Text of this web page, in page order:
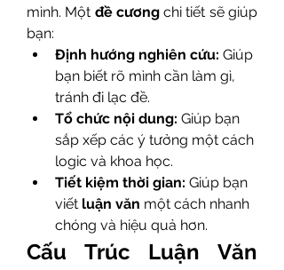
mình. Một đề cương chi tiết sẽ giúp
bạn:
Định hướng nghiên cứu: Giúp
bạn biết rõ mình cần làm gì,
tránh đi lạc đề.
Tổ chức nội dung: Giúp bạn
sắp xếp các ý tưởng một cách
logic và khoa học.
Tiết kiệm thời gian: Giúp bạn
viết luận văn một cách nhanh
chóng và hiệu quả hơn.
Cấu Trúc Luận Văn